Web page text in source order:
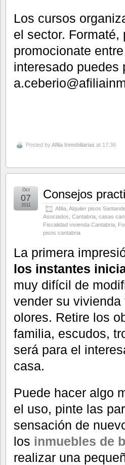
Los cursos
el sector.
promocionate
interesado puedes
Posted byAfilia Inmobiliarias at 17:36
Consejos
Afilia Alquiler pisos
Asociados Cantabria casas
Fiscalidad vivienda Cantabria
pisos cantabria
Oct
07
2011
La primera
los instantes
muy difícil de
vender su
olores. Retire los
familia, escudos,
será para el
casa.
Puede hacer algo
el uso, pinte las
sensación de
los inmuebles de
realizar una